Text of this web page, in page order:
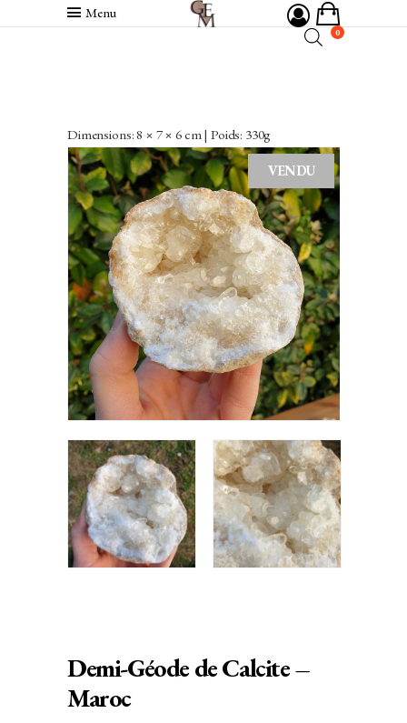
Menu
0
Dimensions: 8 × 7 × 6 cm | Poids: 330g
VENDU
Demi-Géode de Calcite –
Maroc